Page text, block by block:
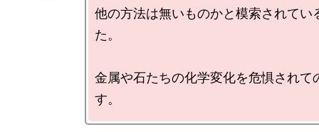
他の方法は無いものかと模索されてい
た。
金属や石たちの化学変化を危惧されて